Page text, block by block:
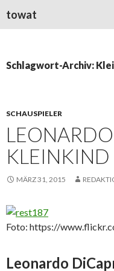
towat
Schlagwort-Archiv:
SCHAUSPIELER
KLEINKIND
MÄRZ 31, 2015
Foto: https://
Leonardo